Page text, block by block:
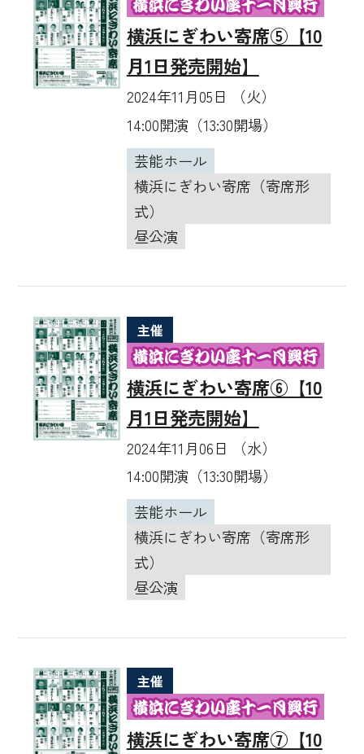
横浜にぎわい寄席⑤【10
月1日発売開始】
2024年11月05日 （火）
14:00開演（13:30開場）
芸能ホール
横浜にぎわい寄席（寄席形
式）
昼公演
主催
横浜にぎわい寄席⑥【10
月1日発売開始】
2024年11月06日 （水）
14:00開演（13:30開場）
芸能ホール
横浜にぎわい寄席（寄席形
式）
昼公演
主催
横浜にぎわい寄席⑦【10